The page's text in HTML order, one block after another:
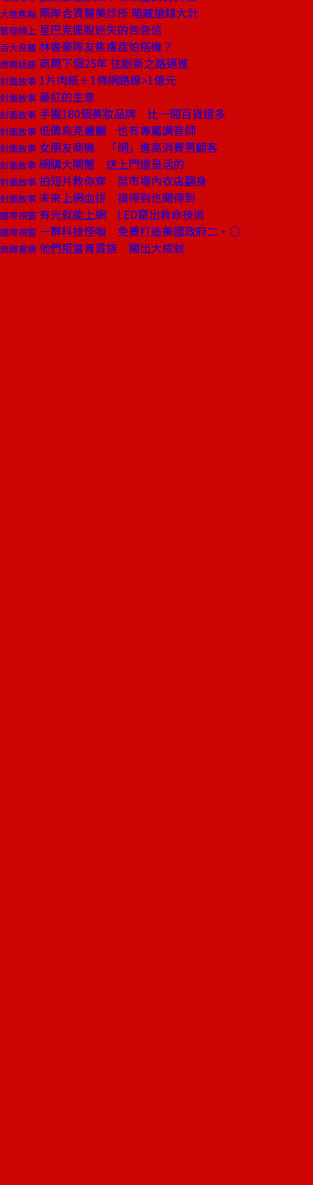
大陸焦點 兩岸合資醫美診所 暗藏搶錢大計
管理線上 星巴克擺脫迷失的告急信
百大良醫 林書豪隊友焦慮症怕搭機？
商周話題 商周下個25年 往創新之路邁進
封面故事 1片肉紙＋1條網路線>1億元
封面故事 最紅的生意
封面故事 手握180個美妝品牌 比一間百貨還多
封面故事 低價烏克麗麗 也有專屬調音師
封面故事 女朋友商機 「網」進高消費男顧客
封面故事 網購大閘蟹 送上門還是活的
封面故事 拍短片教你穿 菜市場內衣店翻身
封面故事 未來上網血拼 摸得到也聞得到
國際視窗 有光就能上網 LED竄出救命技術
國際視窗 一群科技怪咖 免費打造美國政府二‧○
商周書摘 他們拒當青貧族 闖出大成就